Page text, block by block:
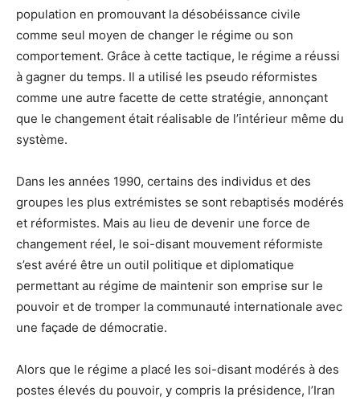
population en promouvant la désobéissance civile
comme seul moyen de changer le régime ou son
comportement. Grâce à cette tactique, le régime a réussi
à gagner du temps. Il a utilisé les pseudo réformistes
comme une autre facette de cette stratégie, annonçant
que le changement était réalisable de l’intérieur même du
système.
Dans les années 1990, certains des individus et des
groupes les plus extrémistes se sont rebaptisés modérés
et réformistes. Mais au lieu de devenir une force de
changement réel, le soi-disant mouvement réformiste
s’est avéré être un outil politique et diplomatique
permettant au régime de maintenir son emprise sur le
pouvoir et de tromper la communauté internationale avec
une façade de démocratie.
Alors que le régime a placé les soi-disant modérés à des
postes élevés du pouvoir, y compris la présidence, l’Iran